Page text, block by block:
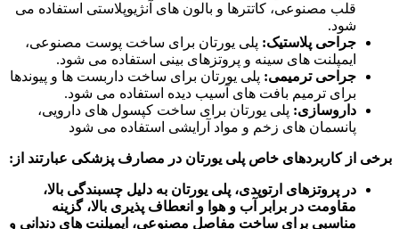
قلب مصنوعی، کاتترها و بالون های آنژیوپلاستی استفاده می
شود.
جراحی پلاستیک: پلی یورتان برای ساخت پوست مصنوعی،
ایمپلنت های سینه و پروتزهای بینی استفاده می شود.
جراحی ترمیمی: پلی یورتان برای ساخت داربست ها و پیوندها
برای ترمیم بافت های آسیب دیده استفاده می شود.
داروسازی: پلی یورتان برای ساخت کپسول های دارویی،
پانسمان های زخم و مواد آرایشی استفاده می شود
برخی از کاربردهای خاص پلی یورتان در مصارف پزشکی عبارتند از:
در پروتزهای ارتوپدی، پلی یورتان به دلیل چسبندگی بالا،
مقاومت در برابر آب و هوا و انعطاف پذیری بالا، گزینه
مناسبی برای ساخت مفاصل مصنوعی، ایمپلنت های دندانی و